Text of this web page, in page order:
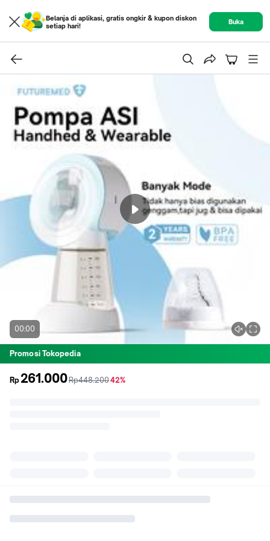
Belanja di aplikasi, gratis ongkir & kupon diskon
setiap hari!
Buka
00:00
Promosi Tokopedia
Rp 261.000sebelum
Rp448.200diskon
42%